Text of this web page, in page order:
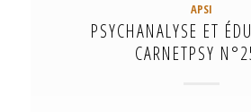
APSI
PSYCHANALYSE ET
CARNETPSY